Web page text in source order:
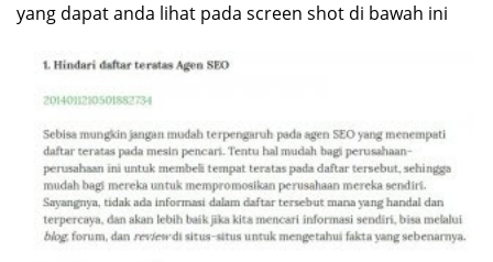
yang dapat anda lihat pada screen shot di bawah ini